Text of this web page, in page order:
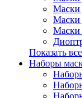
Маски
Маски
Маски
Показать
Наборы